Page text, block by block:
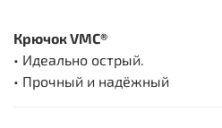
Крючок VMC®
• Идеально острый.
• Прочный и надёжный